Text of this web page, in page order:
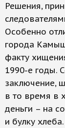
Решения,
Особенно
города
факту
1990-е годы.
заключение,
в то время в
деньги – на
и булку